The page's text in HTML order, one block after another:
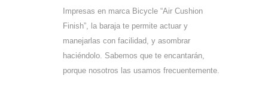
Impresas en marca Bicycle “Air Cushion
Finish”, la baraja te permite actuar y
manejarlas con facilidad, y asombrar
haciéndolo. Sabemos que te encantarán,
porque nosotros las usamos frecuentemente.